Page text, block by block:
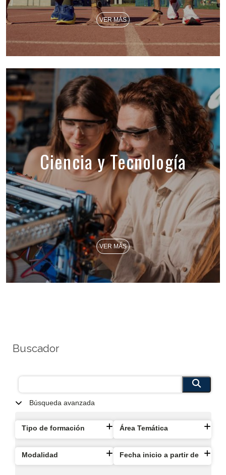
VER MÁS
Ciencia y Tecnología
VER MÁS
Buscador
Búsqueda avanzada
Tipo de formación Área Temática
Modalidad Fecha inicio a partir de